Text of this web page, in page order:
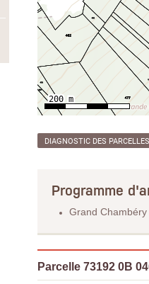
DIAGNOSTIC DES PARCELLES
Programme
Grand Chambéry
Parcelle 73192 0B